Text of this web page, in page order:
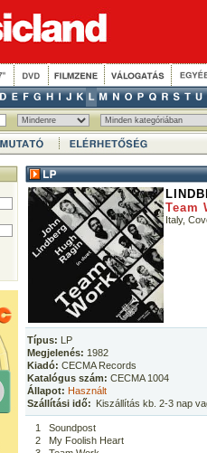
Team
Italy,
Típus: LP
Megjelenés: 1982
Kiadó: CECMA Records
Katalógus szám: CECMA 1004
Állapot: Használt
Szállítási idő: Kiszállítás kb. 2-3 nap
1
Soundpost
2
My Foolish Heart